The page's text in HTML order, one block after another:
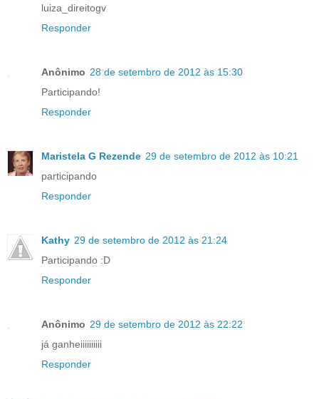
luiza_direitogv
Responder
Anônimo 28 de setembro de 2012 às 15:30
Participando!
Responder
Maristela G Rezende 29 de setembro de 2012 às 10:21
participando
Responder
Kathy 29 de setembro de 2012 às 21:24
Participando :D
Responder
Anônimo 29 de setembro de 2012 às 22:22
já ganheiiiiiiiiii
Responder